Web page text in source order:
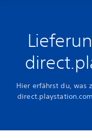
Hier erfährst du, was